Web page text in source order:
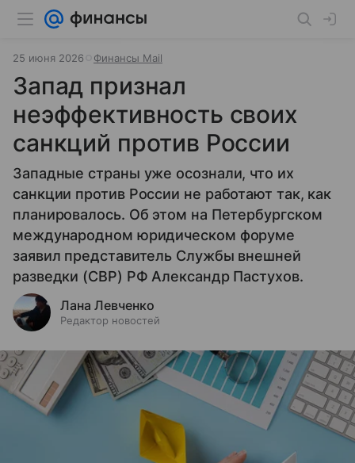
25 июня 2026 Финансы Mail
Запад признал
неэффективность своих
санкций против России
Западные страны уже осознали, что их
санкции против России не работают так, как
планировалось. Об этом на Петербургском
международном юридическом форуме
заявил представитель Службы внешней
разведки (СВР) РФ Александр Пастухов.
Лана Левченко
Редактор новостей